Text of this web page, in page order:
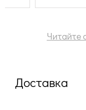
Читайте
Доставка